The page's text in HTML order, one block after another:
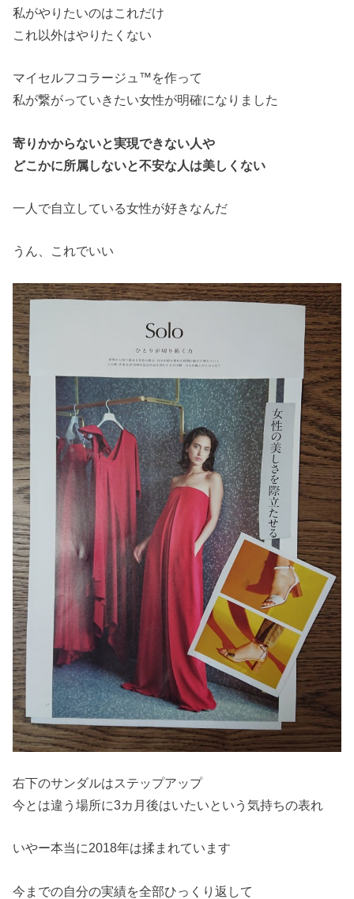
私がやりたいのはこれだけ
これ以外はやりたくない
マイセルフコラージュ™を作って
私が繋がっていきたい女性が明確になりました
寄りかからないと実現できない人や
どこかに所属しないと不安な人は美しくない
一人で自立している女性が好きなんだ
うん、これでいい
右下のサンダルはステップアップ
今とは違う場所に3カ月後はいたいという気持ちの表れ
いやー本当に2018年は揉まれています
今までの自分の実績を全部ひっくり返して